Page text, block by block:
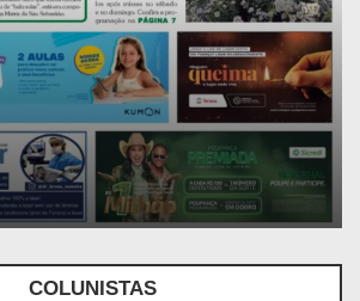
COLUNISTAS